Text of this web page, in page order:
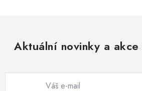
Aktuální novinky a akce